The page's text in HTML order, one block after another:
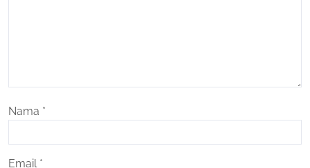
Nama *
Email *